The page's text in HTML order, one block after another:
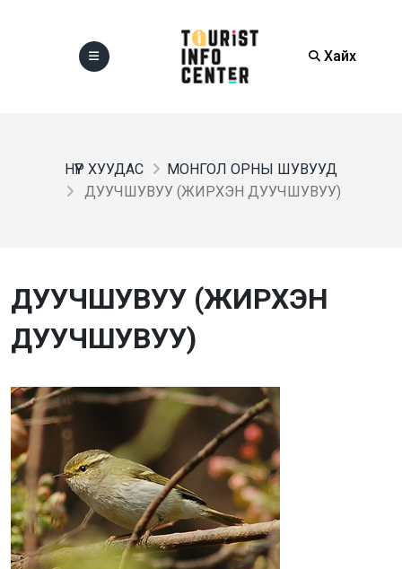
Хайх
НҮҮР ХУУДАС
МОНГОЛ ОРНЫ ШУВУУД
ДУУЧШУВУУ (ЖИРХЭН ДУУЧШУВУУ)
ДУУЧШУВУУ (ЖИРХЭН
ДУУЧШУВУУ)